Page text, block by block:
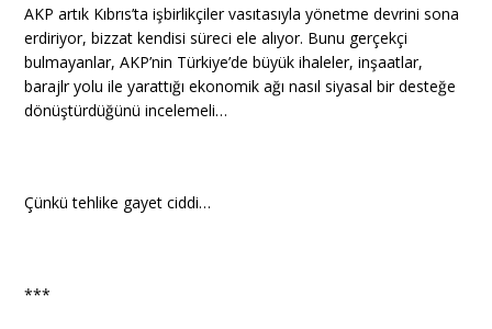
AKP artık Kıbrıs’ta işbirlikçiler vasıtasıyla yönetme devrini sona
erdiriyor, bizzat kendisi süreci ele alıyor. Bunu gerçekçi
bulmayanlar, AKP’nin Türkiye’de büyük ihaleler, inşaatlar,
barajlr yolu ile yarattığı ekonomik ağı nasıl siyasal bir desteğe
dönüştürdüğünü incelemeli…
Çünkü tehlike gayet ciddi…
***